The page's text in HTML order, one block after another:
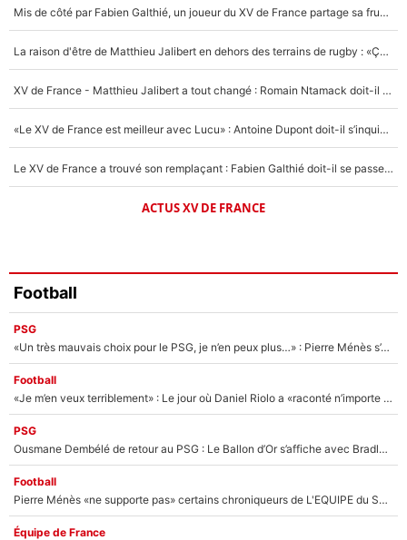
Un autre joueur
5%
Mis de côté par Fabien Galthié, un joueur du XV de France partage sa frustration : «ils ne me l’ont pas dit tout de suite»
La raison d'être de Matthieu Jalibert en dehors des terrains de rugby : «Ça m'atteint autant que si tu touches à un membre de ma famille»
XV de France - Matthieu Jalibert a tout changé : Romain Ntamack doit-il s’inquiéter pour sa place à un an de la Coupe du monde ?
«Le XV de France est meilleur avec Lucu» : Antoine Dupont doit-il s’inquiéter pour sa place ?
Le XV de France a trouvé son remplaçant : Fabien Galthié doit-il se passer d'Antoine Dupont ?
ACTUS XV DE FRANCE
Football
PSG
«Un très mauvais choix pour le PSG, je n’en peux plus…» : Pierre Ménès s’est complètement trompé avec Luis Enrique et ces déclarations le prouvent !
Football
«Je m’en veux terriblement» : Le jour où Daniel Riolo a «raconté n’importe quoi» dans l'After Foot !
PSG
Ousmane Dembélé de retour au PSG : Le Ballon d’Or s’affiche avec Bradley Barcola en plein cœur du feuilleton sur son départ !
Football
Pierre Ménès «ne supporte pas» certains chroniqueurs de L'EQUIPE du Soir : Ils vont tous partir !
Équipe de France